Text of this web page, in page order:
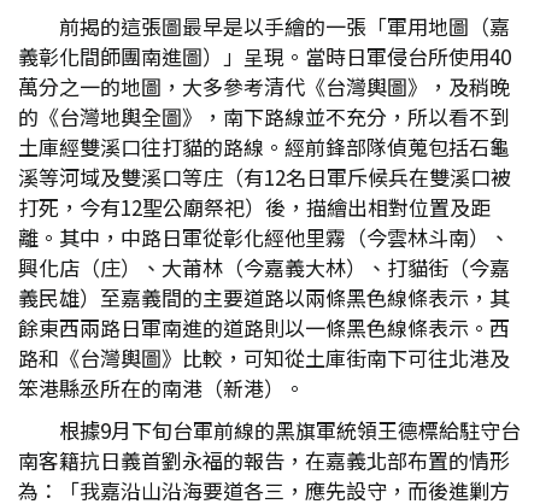
前揭的這張圖最早是以手繪的一張「軍用地圖（嘉
義彰化間師團南進圖）」呈現。當時日軍侵台所使用40
萬分之一的地圖，大多參考清代《台灣輿圖》，及稍晚
的《台灣地輿全圖》，南下路線並不充分，所以看不到
土庫經雙溪口往打貓的路線。經前鋒部隊偵蒐包括石龜
溪等河域及雙溪口等庄（有12名日軍斥候兵在雙溪口被
打死，今有12聖公廟祭祀）後，描繪出相對位置及距
離。其中，中路日軍從彰化經他里霧（今雲林斗南）、
興化店（庄）、大莆林（今嘉義大林）、打貓街（今嘉
義民雄）至嘉義間的主要道路以兩條黑色線條表示，其
餘東西兩路日軍南進的道路則以一條黑色線條表示。西
路和《台灣輿圖》比較，可知從土庫街南下可往北港及
笨港縣丞所在的南港（新港）。
根據9月下旬台軍前線的黑旗軍統領王德標給駐守台
南客籍抗日義首劉永福的報告，在嘉義北部布置的情形
為：「我嘉沿山沿海要道各三，應先設守，而後進剿方